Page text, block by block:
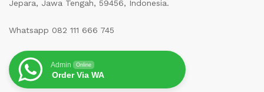
Jepara, Jawa Tengah, 59456, Indonesia.
Whatsapp 082 111 666 745
Admin Online
Order Via WA